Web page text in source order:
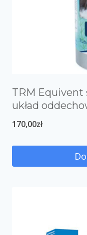
TRM Equivent
układ
170,00zł